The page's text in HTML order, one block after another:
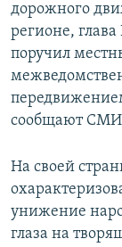
Все сайты
дорожного
регионе,
поручил
сообщают
На своей
унижение
глаза на